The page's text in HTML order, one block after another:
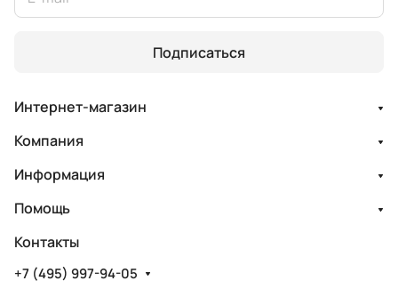
Подписаться
Интернет-магазин
Компания
Информация
Помощь
Контакты
+7 (495) 997-94-05